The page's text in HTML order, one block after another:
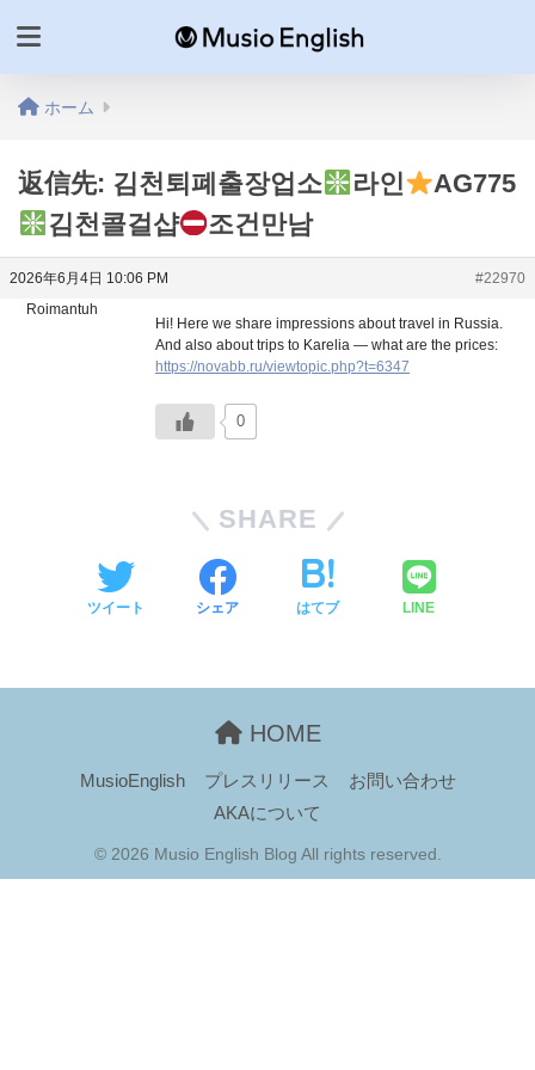
ホーム
返信先: 김천퇴폐출장업소 라인
AG775
김천콜걸샵
조건만남
2026年6月4日 10:06 PM
#22970
Roimantuh
Hi! Here we share impressions about travel in Russia.
And also about trips to Karelia — what are the prices:
https://novabb.ru/viewtopic.php?t=6347
0
SHARE
ツイート シェア はてブ LINE
HOME
MusioEnglish プレスリリース
お問い合わせ
AKAについて
© 2026 Musio English Blog All rights reserved.